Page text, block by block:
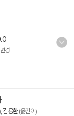
변경
김용환(옮긴이)